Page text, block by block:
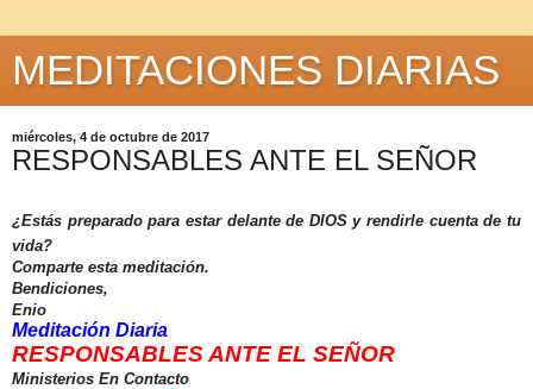
MEDITACIONES DIARIAS
miércoles, 4 de octubre de 2017
RESPONSABLES ANTE EL SEÑOR
¿Estás preparado para estar delante de DIOS y rendirle cuenta de tu
vida?
Comparte esta meditación.
Bendiciones,
Enio
Meditación Diaria
RESPONSABLES ANTE EL SEÑOR
Ministerios En Contacto